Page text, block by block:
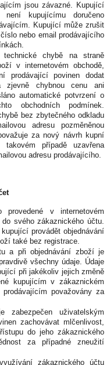
jsou závazné. Kupující
kupujícímu doručeno
Kupující může zrušit
nebo email prodávajícího
chybě na straně
v internetovém obchodě,
prodávající povinen dodat
chybnou cenu ani
automatické potvrzení o
obchodních podmínek.
bez zbytečného odkladu
adresu pozměněnou
za nový návrh kupní
případě uzavřena
adresu prodávajícího.
provedené v internetovém
svého zákaznického účtu.
provádět objednávání
také bez registrace.
a při objednávání zboží je
všechny údaje. Údaje
při jakékoliv jejich změně
kupujícím v zákaznickém
považovány za
uživatelským
zachovávat mlčenlivost,
do jeho zákaznického
za případné zneužití
zákaznického účtu